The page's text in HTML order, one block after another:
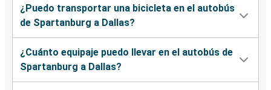
¿Puedo transportar una bicicleta en el autobús
de Spartanburg a Dallas?
¿Cuánto equipaje puedo llevar en el autobús de
Spartanburg a Dallas?